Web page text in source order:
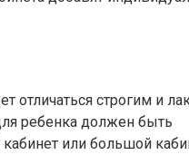
отличаться строгим и
ребенка должен быть
или большой